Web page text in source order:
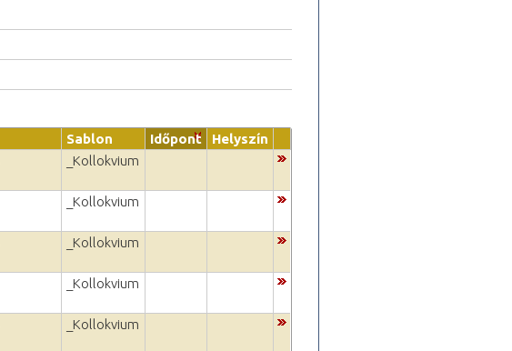
Sablon Időpont
Helyszín
_Kollokvium
_Kollokvium
_Kollokvium
_Kollokvium
_Kollokvium